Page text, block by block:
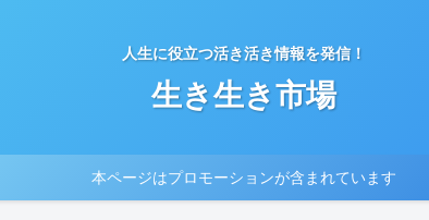
人生に役立つ活き活き情報を発信！
生き生き市場
本ページはプロモーションが含まれています